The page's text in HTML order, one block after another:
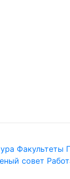
Факультеты
совет